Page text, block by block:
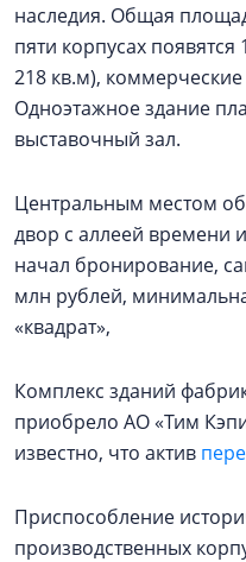
наследия. Общая
пяти корпусах
218 кв.м),
Одноэтажное здание
выставочный зал.
Центральным местом
двор с аллеей времени
начал бронирование,
млн рублей,
«квадрат»,
Комплекс зданий
приобрело АО «Тим
известно, что актив
Приспособление
производственных